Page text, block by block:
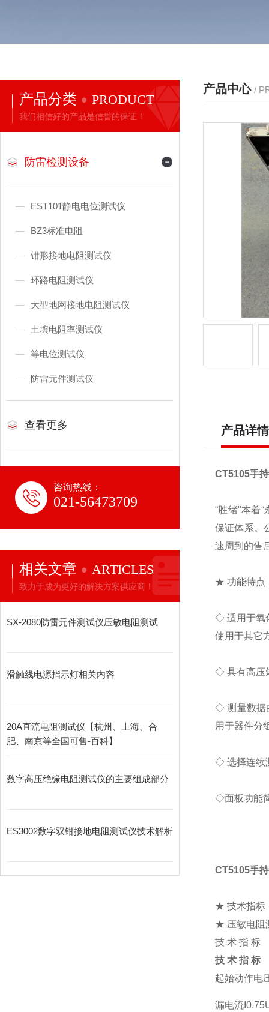
产品分类 PRODUCT
我们相信好的产品是信誉的保证！
防雷检测设备
EST101静电电位测试仪
BZ3标准电阻
钳形接地电阻测试仪
环路电阻测试仪
大型地网接地电阻测试仪
土壤电阻率测试仪
等电位测试仪
防雷元件测试仪
查看更多
咨询热线：
021-56473709
相关文章 ARTICLES
致力于成为更好的解决方案供应商！
SX-2080防雷元件测试仪压敏电阻测试
滑触线电源指示灯相关内容
20A直流电阻测试仪【杭州、上海、合
肥、南京等全国可售-百科】
数字高压绝缘电阻测试仪的主要组成部分
ES3002数字双钳接地电阻测试仪技术解析
产品中心 /
产品详情
CT5105手
“胜绪"本着
保证体系。
速周到的售
★ 功能特点
◇ 适用于氧
使用于其它
◇ 具有高压
◇ 测量数据
用于器件分
◇ 选择连续
◇面板功能
CT5105手
★ 技术指标
★ 压敏电阻
技 术 指 标
技 术 指 标
起始动作电
漏电流